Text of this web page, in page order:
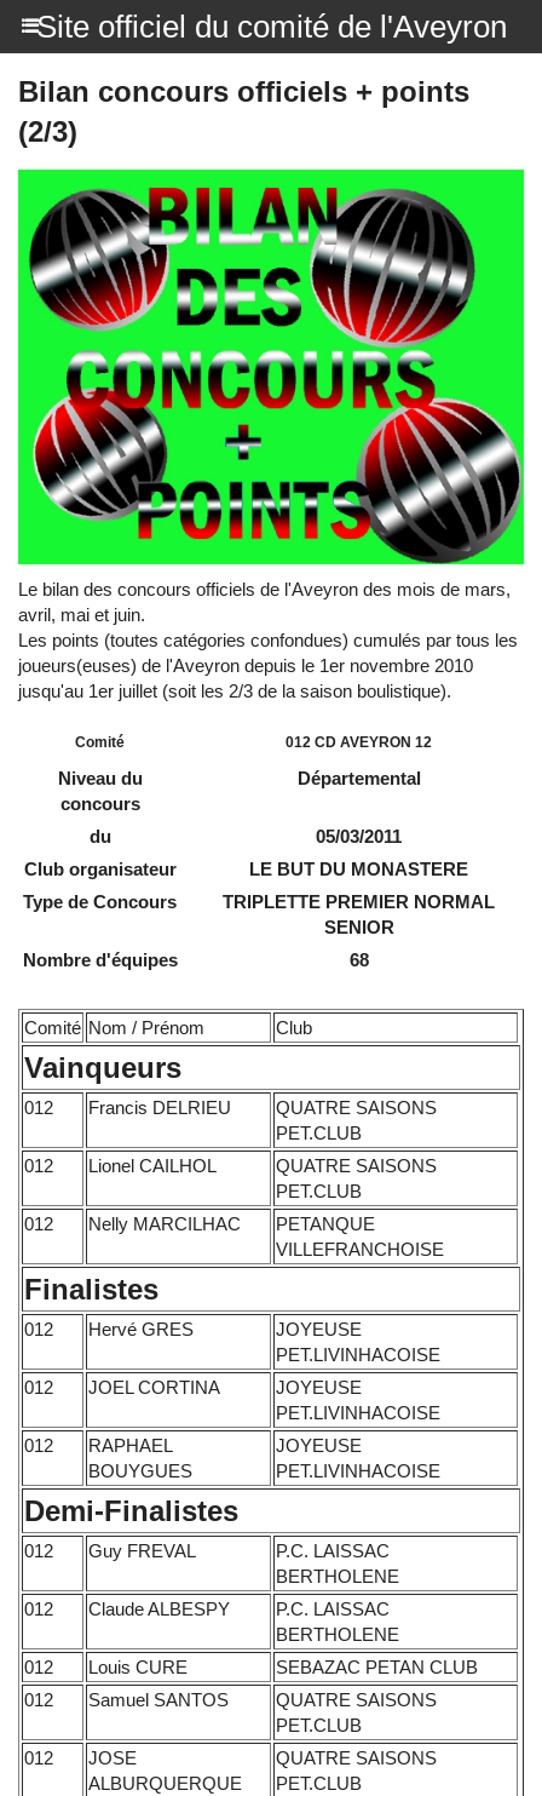
Site officiel du comité de l'Aveyron
Bilan concours officiels + points
(2/3)
Le bilan des concours officiels de l'Aveyron des mois de mars,
avril, mai et juin.
Les points (toutes catégories confondues) cumulés par tous les
joueurs(euses) de l'Aveyron depuis le 1er novembre 2010
jusqu'au 1er juillet (soit les 2/3 de la saison boulistique).
Comité 012 CD AVEYRON 12
Niveau du
concours
Départemental
du
05/03/2011
Club organisateur
LE BUT DU MONASTERE
Type de Concours
TRIPLETTE PREMIER NORMAL
SENIOR
Nombre d'équipes
68
Comité Nom / Prénom Club
Vainqueurs
012 Francis DELRIEU
QUATRE SAISONS
PET.CLUB
012
Lionel CAILHOL
QUATRE SAISONS
PET.CLUB
012
Nelly MARCILHAC
PETANQUE
VILLEFRANCHOISE
Finalistes
012 Hervé GRES
JOYEUSE
PET.LIVINHACOISE
012
JOEL CORTINA
JOYEUSE
PET.LIVINHACOISE
012
RAPHAEL
BOUYGUES
JOYEUSE
PET.LIVINHACOISE
Demi-Finalistes
012 Guy FREVAL
P.C. LAISSAC
BERTHOLENE
012
Claude ALBESPY
P.C. LAISSAC
BERTHOLENE
012
Louis CURE
SEBAZAC PETAN CLUB
012
Samuel SANTOS
QUATRE SAISONS
PET.CLUB
012
JOSE
ALBURQUERQUE
QUATRE SAISONS
PET.CLUB